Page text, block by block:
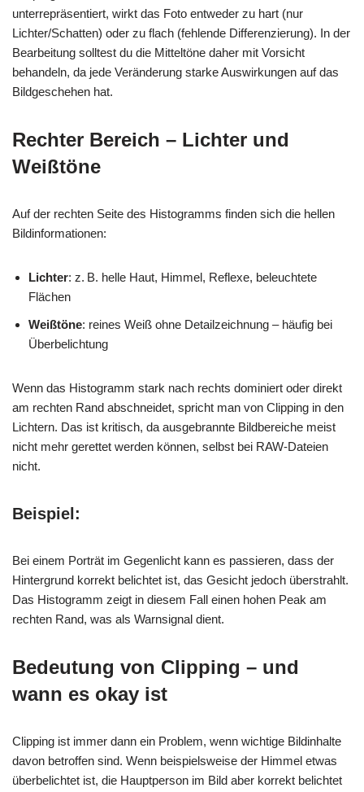
unterrepräsentiert, wirkt das Foto entweder zu hart (nur
Lichter/Schatten) oder zu flach (fehlende Differenzierung). In der
Bearbeitung solltest du die Mitteltöne daher mit Vorsicht
behandeln, da jede Veränderung starke Auswirkungen auf das
Bildgeschehen hat.
Rechter Bereich – Lichter und
Weißtöne
Auf der rechten Seite des Histogramms finden sich die hellen
Bildinformationen:
Lichter: z. B. helle Haut, Himmel, Reflexe, beleuchtete
Flächen
Weißtöne: reines Weiß ohne Detailzeichnung – häufig bei
Überbelichtung
Wenn das Histogramm stark nach rechts dominiert oder direkt
am rechten Rand abschneidet, spricht man von Clipping in den
Lichtern. Das ist kritisch, da ausgebrannte Bildbereiche meist
nicht mehr gerettet werden können, selbst bei RAW-Dateien
nicht.
Beispiel:
Bei einem Porträt im Gegenlicht kann es passieren, dass der
Hintergrund korrekt belichtet ist, das Gesicht jedoch überstrahlt.
Das Histogramm zeigt in diesem Fall einen hohen Peak am
rechten Rand, was als Warnsignal dient.
Bedeutung von Clipping – und
wann es okay ist
Clipping ist immer dann ein Problem, wenn wichtige Bildinhalte
davon betroffen sind. Wenn beispielsweise der Himmel etwas
überbelichtet ist, die Hauptperson im Bild aber korrekt belichtet